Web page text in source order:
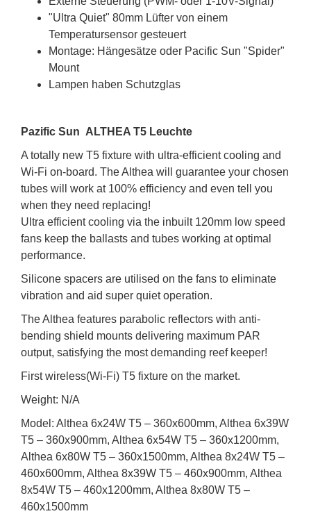
"Ultra Quiet" 80mm Lüfter von einem
Temperatursensor gesteuert
Montage: Hängesätze oder Pacific Sun "Spider"
Mount
Lampen haben Schutzglas
Pazific Sun ALTHEA T5 Leuchte
A totally new T5 fixture with ultra-efficient cooling and
Wi-Fi on-board. The Althea will guarantee your chosen
tubes will work at 100% efficiency and even tell you
when they need replacing!
Ultra efficient cooling via the inbuilt 120mm low speed
fans keep the ballasts and tubes working at optimal
performance.
Silicone spacers are utilised on the fans to eliminate
vibration and aid super quiet operation.
The Althea features parabolic reflectors with anti-
bending shield mounts delivering maximum PAR
output, satisfying the most demanding reef keeper!
First wireless(Wi-Fi) T5 fixture on the market.
Weight: N/A
Model: Althea 6x24W T5 – 360x600mm, Althea 6x39W
T5 – 360x900mm, Althea 6x54W T5 – 360x1200mm,
Althea 6x80W T5 – 360x1500mm, Althea 8x24W T5 –
460x600mm, Althea 8x39W T5 – 460x900mm, Althea
8x54W T5 – 460x1200mm, Althea 8x80W T5 –
460x1500mm